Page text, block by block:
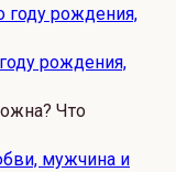
рождения,
Что